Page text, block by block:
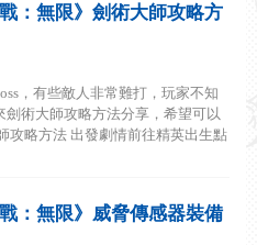
戰：無限》劍術大師攻略方
，有些敵人非常難打，玩家不知
術大師攻略方法分享，希望可以
攻略方法 出發劇情前往精英出生點
戰：無限》威脅傳感器裝備